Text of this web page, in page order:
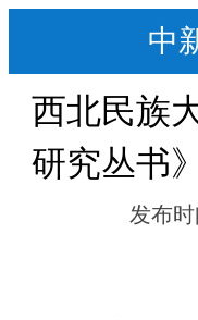
中
西北民族
研究丛书
发布时